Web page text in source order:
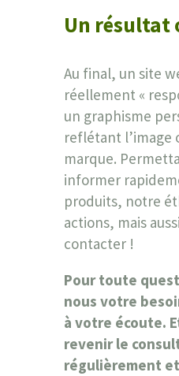
Un résultat
Au final, un site
réellement «
un graphisme
reflétant l’image
marque.
informer
produits, notre
actions, mais
contacter !
Pour toute
nous votre
à votre écoute.
revenir le
régulièrement